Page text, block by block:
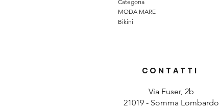
Categoria
MODA MARE
Bikini
CONTATTI
Via Fuser, 2b
21019 - Somma Lombardo